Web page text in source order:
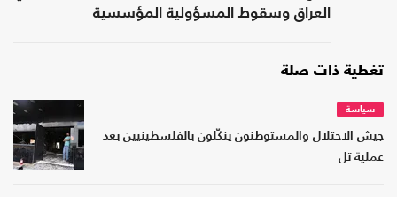
العراق وسقوط المسؤولية المؤسسية
تغطية ذات صلة
سياسة
جيش الاحتلال والمستوطنون ينكّلون بالفلسطينيين بعد
عملية تل